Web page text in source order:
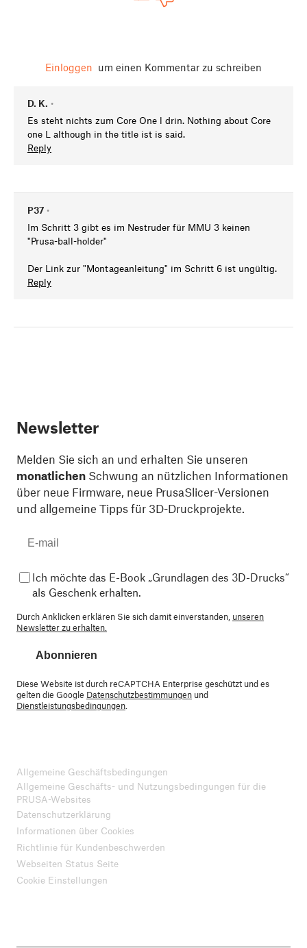
Einloggen um einen Kommentar zu schreiben
D. K. •
Es steht nichts zum Core One l drin. Nothing about Core
one L although in the title ist is said.
Reply
P37 •
Im Schritt 3 gibt es im Nestruder für MMU 3 keinen
"Prusa-ball-holder"
Der Link zur "Montageanleitung" im Schritt 6 ist ungültig.
Reply
Newsletter
Melden Sie sich an und erhalten Sie unseren
monatlichen Schwung an nützlichen Informationen
über neue Firmware, neue PrusaSlicer-Versionen
und allgemeine Tipps für 3D-Druckprojekte.
Ich möchte das E-Book „Grundlagen des 3D-Drucks“
als Geschenk erhalten.
Durch Anklicken erklären Sie sich damit einverstanden, unseren
Newsletter zu erhalten.
Abonnieren
Diese Website ist durch reCAPTCHA Enterprise geschützt und es
gelten die Google Datenschutzbestimmungen und
Dienstleistungsbedingungen.
Allgemeine Geschäftsbedingungen
Allgemeine Geschäfts- und Nutzungsbedingungen für die
PRUSA-Websites
Datenschutzerklärung
Informationen über Cookies
Richtlinie für Kundenbeschwerden
Webseiten Status Seite
Cookie Einstellungen